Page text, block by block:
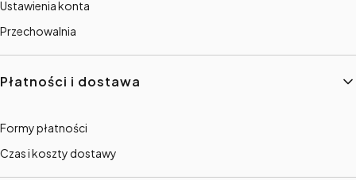
Ustawienia konta
Przechowalnia
Płatności i dostawa
Formy płatności
Czas i koszty dostawy